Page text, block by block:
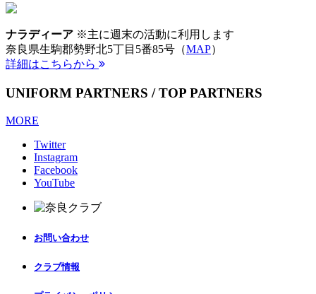
ナラディーア ※主に週末の活動に利用します
奈良県生駒郡勢野北5丁目5番85号（MAP）
詳細はこちらから
UNIFORM PARTNERS / TOP PARTNERS
MORE
Twitter
Instagram
Facebook
YouTube
お問い合わせ
クラブ情報